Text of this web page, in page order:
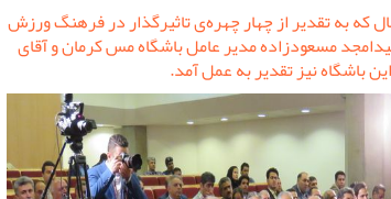
که به تقدیر از چهار چهره‌ی تاثیرگذار در فرهنگ ورزش
مسعودزاده مدیر عامل باشگاه مس کرمان و آقای
باشگاه نیز تقدیر به عمل آمد.